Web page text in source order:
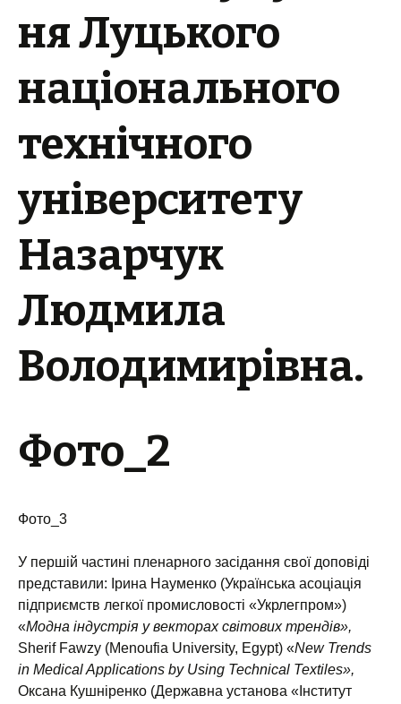
ня Луцького
національного
технічного
університету
Назарчук
Людмила
Володимирівна.
Фото_2
Фото_3
У першій частині пленарного засідання свої доповіді
представили: Ірина Науменко (Українська асоціація
підприємств легкої промисловості «Укрлегпром»)
«Модна індустрія у векторах світових трендів»,
Sherif Fawzy (Menoufia University, Egypt) «New Trends
in Medical Applications by Using Technical Textiles»,
Оксана Кушніренко (Державна установа «Інститут